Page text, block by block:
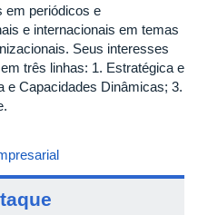
em periódicos e
e internacionais em temas
Seus interesses
três linhas: 1. Estratégica e
e Capacidades Dinâmicas; 3.